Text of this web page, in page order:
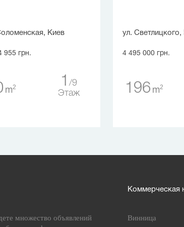
Киев
955 грн.
m2 1
9
Этаж
ул. Светлицкого,
4 495 000 грн.
196 m2
множество объявлений
Коммерческая
Винница